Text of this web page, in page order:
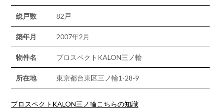
総戸数 82戸
築年月 2007年2月
物件名 プロスペクトKALON三ノ輪
所在地 東京都台東区三ノ輪1-28-9
プロスペクトKALON三ノ輪こちらの知識